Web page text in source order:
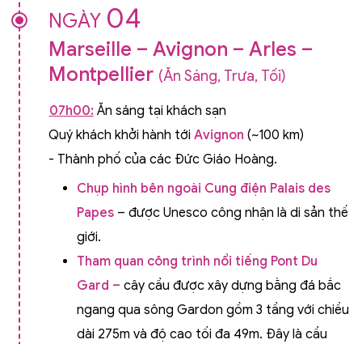
NGÀY 04
Marseille – Avignon – Arles –
Montpellier (Ăn Sáng, Trưa, Tối)
07h00:Ăn sáng tại khách sạn
Quý khách khởi hành tới Avignon (~100 km)
- Thành phố của các Đức Giáo Hoàng.
Chụp hình bên ngoài Cung điện Palais des
Papes – được Unesco công nhận là di sản thế
giới.
Tham quan công trình nổi tiếng Pont Du
Gard – cây cầu được xây dựng bằng đá bắc
ngang qua sông Gardon gồm 3 tầng với chiều
dài 275m và độ cao tối đa 49m. Đây là cầu